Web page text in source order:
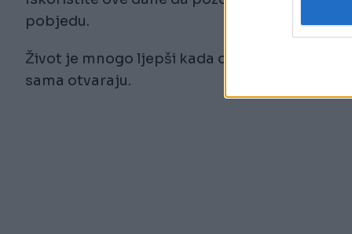
pobjedu.
Život je mnogo ljepši kada osjećate da iza
sama otvaraju.